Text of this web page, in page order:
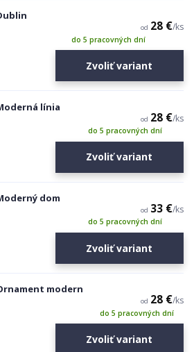
od 28 €/ks
do 5 pracovných dní
Zvoliť variant
línia
od 28 €/ks
do 5 pracovných dní
Zvoliť variant
dom
od 33 €/ks
do 5 pracovných dní
Zvoliť variant
modern
od 28 €/ks
do 5 pracovných dní
Zvoliť variant